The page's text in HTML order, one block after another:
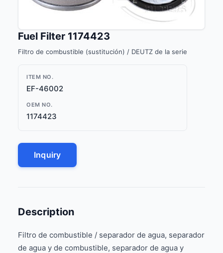
Fuel Filter 1174423
Filtro de combustible (sustitución) / DEUTZ de la serie
ITEM NO.
EF-46002
OEM NO.
1174423
Inquiry
Description
Filtro de combustible / separador de agua, separador
de agua y de combustible, separador de agua y